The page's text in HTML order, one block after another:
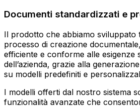
Documenti standardizzati e
Il prodotto che abbiamo sviluppato
processo di creazione
efficiente e conforme alle esigenze
dell’azienda, grazie alla
su modelli predefiniti e
I modelli offerti dal nostro sistema
funzionalità avanzate che